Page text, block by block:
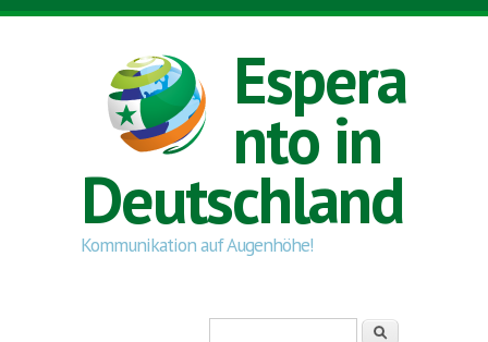
Direkt zum Inhalt
Espera
nto in
Deutschland
Kommunikation auf Augenhöhe!